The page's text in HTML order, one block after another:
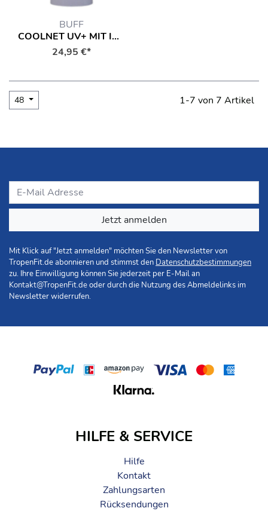
BUFF
COOLNET UV+ MIT INSECT SHIELD EQUIPMENT
24,95 €*
48 1-7 von 7 Artikel
Jetzt anmelden
Mit Klick auf "Jetzt anmelden" möchten Sie den Newsletter von
TropenFit.de abonnieren und stimmst den Datenschutzbestimmungen
zu. Ihre Einwilligung können Sie jederzeit per E-Mail an
Kontakt@TropenFit.deoder durch die Nutzung des Abmeldelinks im
Newsletter widerrufen.
HILFE & SERVICE
Hilfe
Kontakt
Zahlungsarten
Rücksendungen